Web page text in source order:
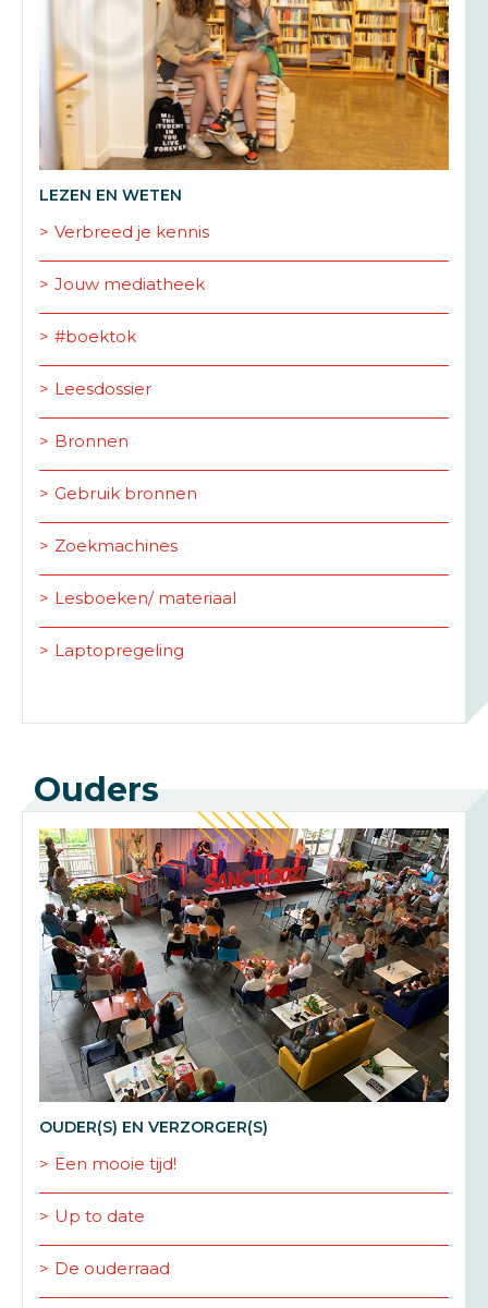
LEZEN EN WETEN
Verbreed je kennis
Jouw mediatheek
#boektok
Leesdossier
Bronnen
Gebruik bronnen
Zoekmachines
Lesboeken/ materiaal
Laptopregeling
Ouders
OUDER(S) EN VERZORGER(S)
Een mooie tijd!
Up to date
De ouderraad